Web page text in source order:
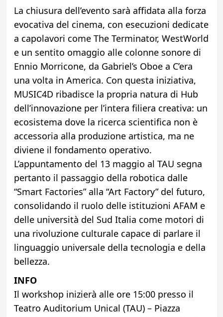
La chiusura dell’evento sarà affidata alla forza
evocativa del cinema, con esecuzioni dedicate
a capolavori come The Terminator, WestWorld
e un sentito omaggio alle colonne sonore di
Ennio Morricone, da Gabriel’s Oboe a C’era
una volta in America. Con questa iniziativa,
MUSIC4D ribadisce la propria natura di Hub
dell’innovazione per l’intera filiera creativa: un
ecosistema dove la ricerca scientifica non è
accessoria alla produzione artistica, ma ne
diviene il fondamento operativo.
L’appuntamento del 13 maggio al TAU segna
pertanto il passaggio della robotica dalle
“Smart Factories” alla “Art Factory” del futuro,
consolidando il ruolo delle istituzioni AFAM e
delle università del Sud Italia come motori di
una rivoluzione culturale capace di parlare il
linguaggio universale della tecnologia e della
bellezza.
INFO
Il workshop inizierà alle ore 15:00 presso il
Teatro Auditorium Unical (TAU) – Piazza